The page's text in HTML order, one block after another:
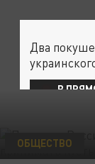
ОБЩЕСТВО
Два
В